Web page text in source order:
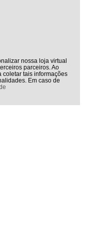
nossa loja virtual
parceiros. Ao
coletar tais informações
Em caso de